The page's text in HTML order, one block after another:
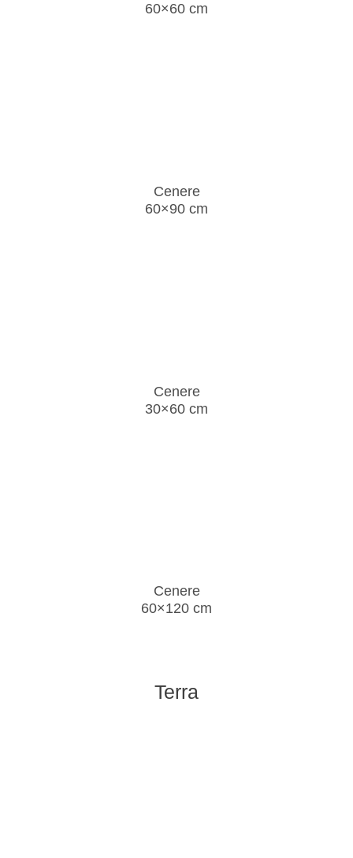
60×60 cm
Cenere
60×90 cm
Cenere
30×60 cm
Cenere
60×120 cm
Terra